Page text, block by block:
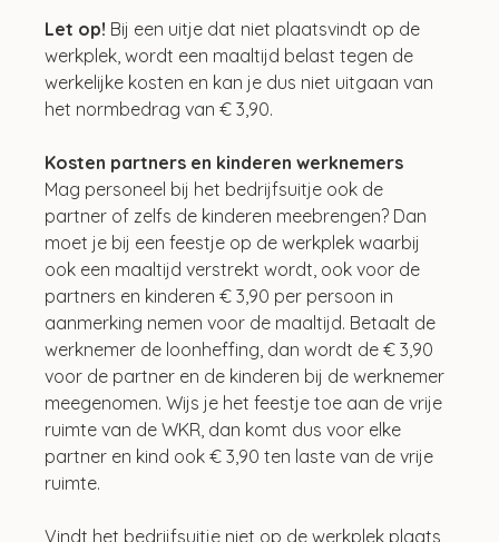
Let op! Bij een uitje dat niet plaatsvindt op de
werkplek, wordt een maaltijd belast tegen de
werkelijke kosten en kan je dus niet uitgaan van
het normbedrag van € 3,90.
Kosten partners en kinderen werknemers
Mag personeel bij het bedrijfsuitje ook de
partner of zelfs de kinderen meebrengen? Dan
moet je bij een feestje op de werkplek waarbij
ook een maaltijd verstrekt wordt, ook voor de
partners en kinderen € 3,90 per persoon in
aanmerking nemen voor de maaltijd. Betaalt de
werknemer de loonheffing, dan wordt de € 3,90
voor de partner en de kinderen bij de werknemer
meegenomen. Wijs je het feestje toe aan de vrije
ruimte van de WKR, dan komt dus voor elke
partner en kind ook € 3,90 ten laste van de vrije
ruimte.
Vindt het bedrijfsuitje niet op de werkplek plaats,